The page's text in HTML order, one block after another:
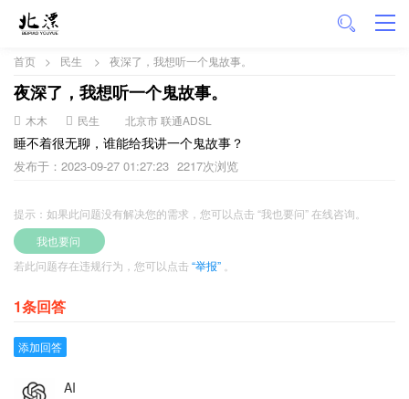
首页 > 民生 > 夜深了，我想听一个鬼故事。
夜深了，我想听一个鬼故事。
木木 民生 北京市 联通ADSL
睡不着很无聊，谁能给我讲一个鬼故事？
发布于：2023-09-27 01:27:23 2217次浏览
提示：如果此问题没有解决您的需求，您可以点击 “我也要问” 在线咨询。
我也要问
若此问题存在违规行为，您可以点击“举报”
1条回答
添加回答
AI